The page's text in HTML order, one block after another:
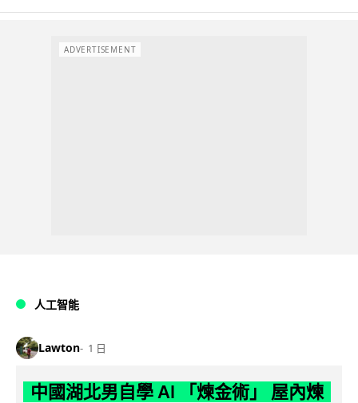
ADVERTISEMENT
人工智能
Lawton 1 日
中國湖北男自學 AI 「煉金術」 屋內煉